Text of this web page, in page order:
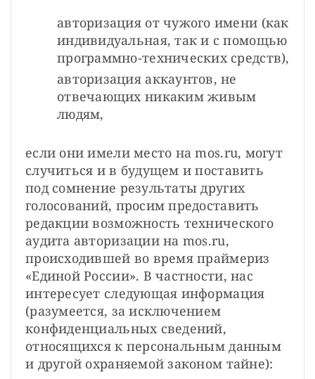
авторизация от чужого имени (как
индивидуальная, так и с помощью
программно-технических средств),
авторизация аккаунтов, не
отвечающих никаким живым
людям,
если они имели место на mos.ru, могут
случиться и в будущем и поставить
под сомнение результаты других
голосований, просим предоставить
редакции возможность технического
аудита авторизации на mos.ru,
происходившей во время праймериз
«Единой России». В частности, нас
интересует следующая информация
(разумеется, за исключением
конфиденциальных сведений,
относящихся к персональным данным
и другой охраняемой законом тайне):